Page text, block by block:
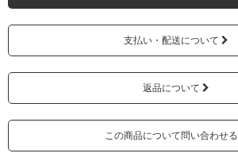
支払い・配送について
返品について
この商品について問い合わせる